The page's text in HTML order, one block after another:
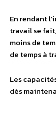
En rendant
travail se
moins de
de temps à
Les
dès